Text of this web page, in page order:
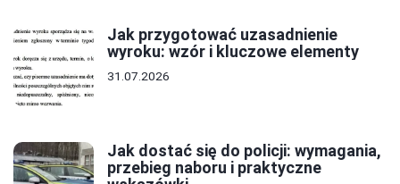
Jak przygotować uzasadnienie
wyroku: wzór i kluczowe elementy
31.07.2026
Jak dostać się do policji: wymagania,
przebieg naboru i praktyczne